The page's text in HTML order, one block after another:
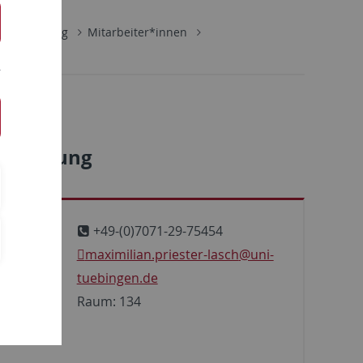
Abteilung
Mitarbeiter*innen
+49-(0)7071-29-75454
maximilian.priester-lasch@uni-
tuebingen.de
Raum: 134